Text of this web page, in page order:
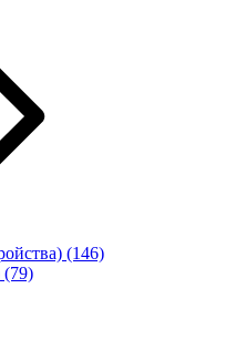
(146)
(79)